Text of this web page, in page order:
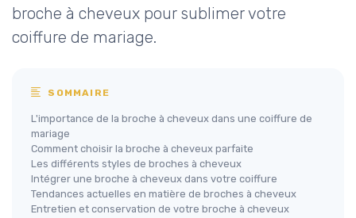
broche à cheveux pour sublimer votre
coiffure de mariage.
SOMMAIRE
L'importance de la broche à cheveux dans une coiffure de
mariage
Comment choisir la broche à cheveux parfaite
Les différents styles de broches à cheveux
Intégrer une broche à cheveux dans votre coiffure
Tendances actuelles en matière de broches à cheveux
Entretien et conservation de votre broche à cheveux